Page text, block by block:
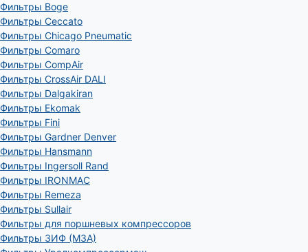
Фильтры Boge
Фильтры Ceccato
Фильтры Chicago Pneumatic
Фильтры Comaro
Фильтры CompAir
Фильтры CrossAir DALI
Фильтры Dalgakiran
Фильтры Ekomak
Фильтры Fini
Фильтры Gardner Denver
Фильтры Hansmann
Фильтры Ingersoll Rand
Фильтры IRONMAC
Фильтры Remeza
Фильтры Sullair
Фильтры для поршневых компрессоров
Фильтры ЗИФ (МЗА)